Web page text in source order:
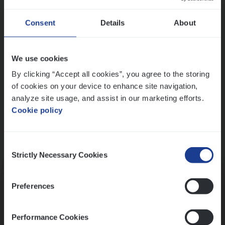
Consent Details About
We use cookies
By clicking “Accept all cookies”, you agree to the storing
of cookies on your device to enhance site navigation,
analyze site usage, and assist in our marketing efforts.
Cookie policy
Selection
Strictly Necessary Cookies
Preferences
Performance Cookies
Ons sollicitatieproces